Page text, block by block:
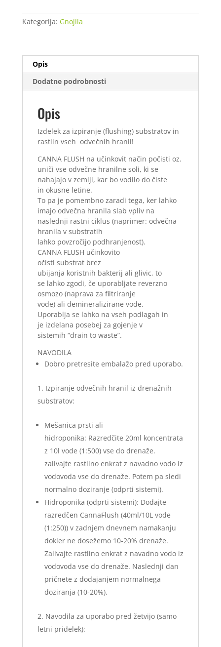
Kategorija: Gnojila
Opis
Dodatne podrobnosti
Opis
Izdelek za izpiranje (flushing) substratov in
rastlin vseh odvečnih hranil!
CANNA FLUSH na učinkovit način počisti oz.
uniči vse odvečne hranilne soli, ki se
nahajajo v zemlji, kar bo vodilo do čiste
in okusne letine.
To pa je pomembno zaradi tega, ker lahko
imajo odvečna hranila slab vpliv na
naslednji rastni ciklus (naprimer: odvečna
hranila v substratih
lahko povzročijo podhranjenost).
CANNA FLUSH učinkovito
očisti substrat brez
ubijanja koristnih bakterij ali glivic, to
se lahko zgodi, če uporabljate reverzno
osmozo (naprava za filtriranje
vode) ali demineralizirane vode.
Uporablja se lahko na vseh podlagah in
je izdelana posebej za gojenje v
sistemih “drain to waste”.
NAVODILA
Dobro pretresite embalažo pred uporabo.
Izpiranje odvečnih hranil iz drenažnih
substratov:
Mešanica prsti ali
hidroponika: Razredčite 20ml koncentrata
z 10l vode (1:500) vse do drenaže.
zalivajte rastlino enkrat z navadno vodo iz
vodovoda vse do drenaže. Potem pa sledi
normalno doziranje (odprti sistemi).
Hidroponika (odprti sistemi): Dodajte
razredčen CannaFlush (40ml/10L vode
(1:250)) v zadnjem dnevnem namakanju
dokler ne dosežemo 10-20% drenaže.
Zalivajte rastlino enkrat z navadno vodo iz
vodovoda vse do drenaže. Naslednji dan
pričnete z dodajanjem normalnega
doziranja (10-20%).
Navodila za uporabo pred žetvijo (samo
letni pridelek):